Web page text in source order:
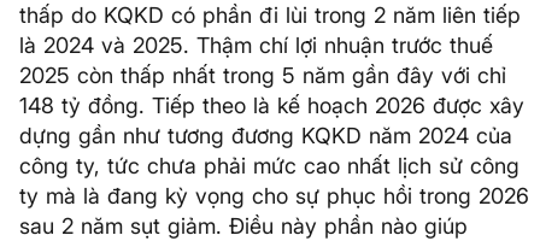
thấp do KQKD có phần đi lùi trong 2 năm liên tiếp
là 2024 và 2025. Thậm chí lợi nhuận trước thuế
2025 còn thấp nhất trong 5 năm gần đây với chỉ
148 tỷ đồng. Tiếp theo là kế hoạch 2026 được xây
dựng gần như tương đương KQKD năm 2024 của
công ty, tức chưa phải mức cao nhất lịch sử công
ty mà là đang kỳ vọng cho sự phục hồi trong 2026
sau 2 năm sụt giảm. Điều này phần nào giúp